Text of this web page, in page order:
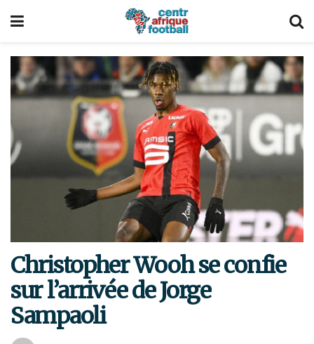
Christopher Wooh se confie
sur l’arrivée de Jorge
Sampaoli